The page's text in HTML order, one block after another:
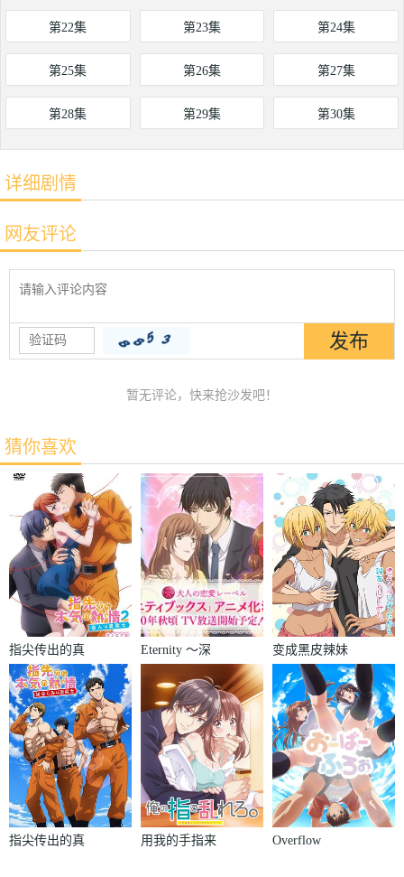
第22集 第23集 第24集
第25集 第26集 第27集
第28集 第29集 第30集
详细剧情
网友评论
暂无评论，快来抢沙发吧！
猜你喜欢
指尖传出的真
挚热情2-恋人
是消防员-
Eternity ～深
夜的濡恋频道
♡～
变成黑皮辣妹
后和朋友做了
指尖传出的真
用我的手指来
Overflow